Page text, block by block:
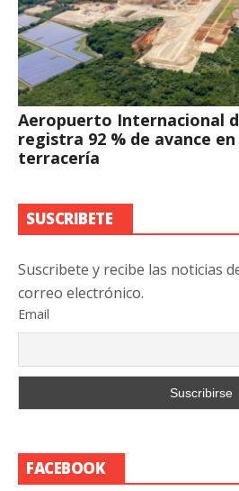
Aeropuerto Internacional
registra 92 % de avance
terracería
SUSCRIBETE
Suscribete y recibe las noticias
correo electrónico.
Email
FACEBOOK